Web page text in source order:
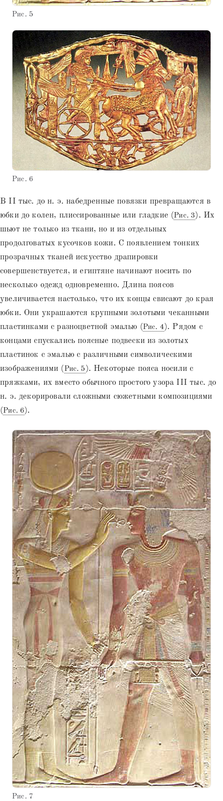
Рис. 5
Рис. 6
В II тыс. до н. э. набедренные повязки превращаются в
юбки до колен, плиссированные или гладкие (Рис. 3). Их
шьют не только из ткани, но и из отдельных
продолговатых кусочков кожи. С появлением тонких
прозрачных тканей искусство драпировки
совершенствуется, и египтяне начинают носить по
несколько одежд одновременно. Длина поясов
увеличивается настолько, что их концы свисают до края
юбки. Они украшаются крупными золотыми чеканными
пластинками с разноцветной эмалью (Рис. 4). Рядом с
концами спускались поясные подвески из золотых
пластинок с эмалью с различными символическими
изображениями (Рис. 5 ). Некоторые пояса носили с
пряжками, их вместо обычного простого узора III тыс. до
н. э. декорировали сложными сюжетными композициями
(Рис. 6).
Рис. 7